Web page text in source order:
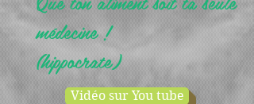
médecine !
(hippocrate)
Vidéo sur You tube